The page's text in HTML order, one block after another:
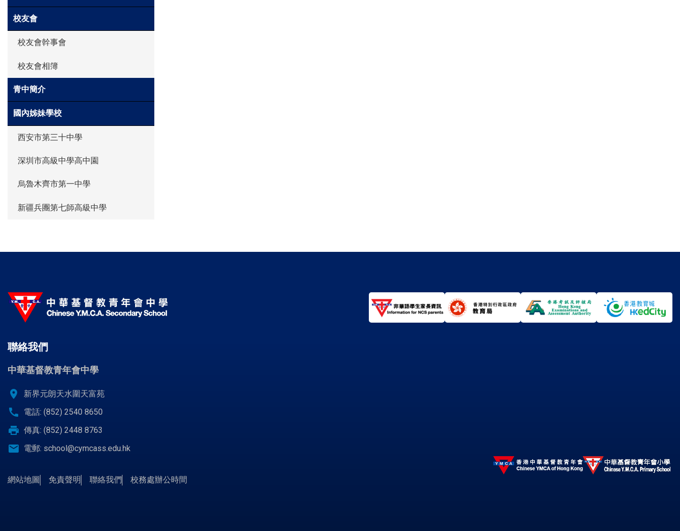
校友會
校友會幹事會
校友會相簿
青中簡介
國內姊妹學校
西安市第三十中學
深圳市高級中學高中園
烏魯木齊市第一中學
新疆兵團第七師高級中學
聯絡我們
中華基督教青年會中學
location_on 新界元朗天水圍天富苑
call 電話: (852) 2540 8650
print 傳真: (852) 2448 8763
email 電郵: school@cymcass.edu.hk
網站地圖 免責聲明 聯絡我們 校務處辦公時間